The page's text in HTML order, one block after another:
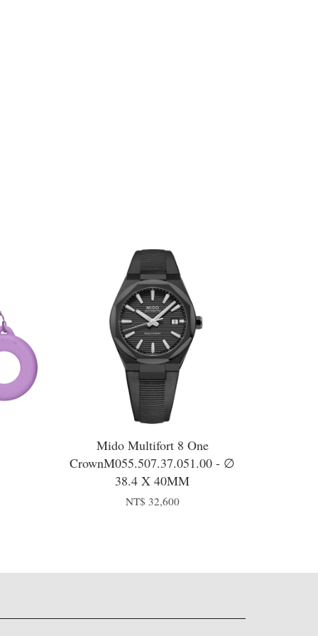
Mido Multifort 8 One
CrownM055.507.37.051.00 - ∅
38.4 X 40MM
NT$ 32,600